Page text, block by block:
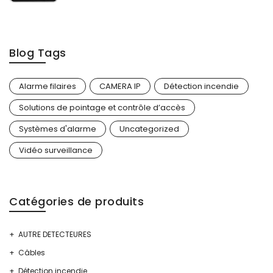
Blog Tags
Alarme filaires CAMERA IP
Détection incendie
Solutions de pointage et contrôle d’accès
Systèmes d'alarme
Uncategorized
Vidéo surveillance
Catégories de produits
AUTRE DETECTEURES
Câbles